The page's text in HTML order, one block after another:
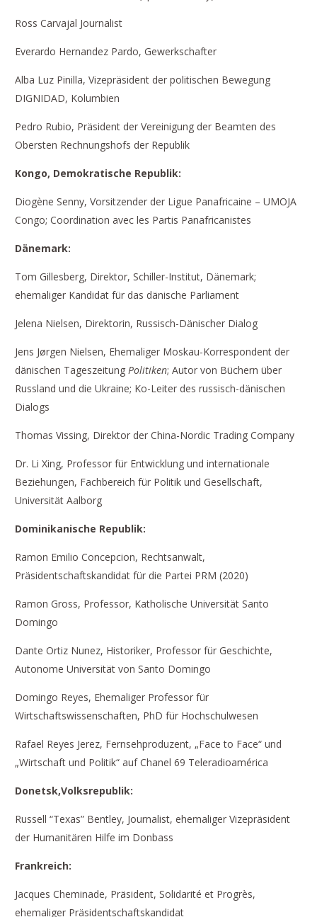
Ross Carvajal Journalist
Everardo Hernandez Pardo, Gewerkschafter
Alba Luz Pinilla, Vizepräsident der politischen Bewegung
DIGNIDAD, Kolumbien
Pedro Rubio, Präsident der Vereinigung der Beamten des
Obersten Rechnungshofs der Republik
Kongo, Demokratische Republik:
Diogène Senny, Vorsitzender der Ligue Panafricaine – UMOJA
Congo; Coordination avec les Partis Panafricanistes
Dänemark:
Tom Gillesberg, Direktor, Schiller-Institut, Dänemark;
ehemaliger Kandidat für das dänische Parliament
Jelena Nielsen, Direktorin, Russisch-Dänischer Dialog
Jens Jørgen Nielsen, Ehemaliger Moskau-Korrespondent der
dänischen Tageszeitung Politiken; Autor von Büchern über
Russland und die Ukraine; Ko-Leiter des russisch-dänischen
Dialogs
Thomas Vissing, Direktor der China-Nordic Trading Company
Dr. Li Xing, Professor für Entwicklung und internationale
Beziehungen, Fachbereich für Politik und Gesellschaft,
Universität Aalborg
Dominikanische Republik:
Ramon Emilio Concepcion, Rechtsanwalt,
Präsidentschaftskandidat für die Partei PRM (2020)
Ramon Gross, Professor, Katholische Universität Santo
Domingo
Dante Ortiz Nunez, Historiker, Professor für Geschichte,
Autonome Universität von Santo Domingo
Domingo Reyes, Ehemaliger Professor für
Wirtschaftswissenschaften, PhD für Hochschulwesen
Rafael Reyes Jerez, Fernsehproduzent, „Face to Face“ und
„Wirtschaft und Politik“ auf Chanel 69 Teleradioamérica
Donetsk,Volksrepublik:
Russell “Texas” Bentley, Journalist, ehemaliger Vizepräsident
der Humanitären Hilfe im Donbass
Frankreich:
Jacques Cheminade, Präsident, Solidarité et Progrès,
ehemaliger Präsidentschaftskandidat